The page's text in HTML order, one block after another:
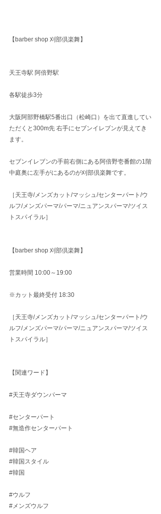
【barber shop 刈部倶楽舞】
天王寺駅 阿倍野駅
各駅徒歩3分
大阪阿部野橋駅5番出口（松崎口）を出て直進してい
ただくと300m先 右手にセブンイレブンが見えてき
ます。
セブンイレブンの手前右側にある阿倍野壱番館の1階
中庭奥に左手がにあるのが刈部倶楽舞です。
［天王寺/メンズカット/マッシュ/センターパート/ウ
ルフ/メンズパーマ/パーマ/ニュアンスパーマ/ツイス
トスパイラル］
【barber shop 刈部倶楽舞】
営業時間 10:00～19:00
※カット最終受付 18:30
［天王寺/メンズカット/マッシュ/センターパート/ウ
ルフ/メンズパーマ/パーマ/ニュアンスパーマ/ツイス
トスパイラル］
【関連ワード】
#天王寺ダウンパーマ
#センターパート
#無造作センターパート
#韓国ヘア
#韓国スタイル
#韓国
#ウルフ
#メンズウルフ